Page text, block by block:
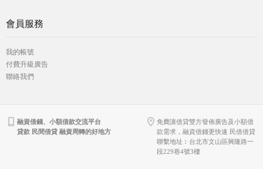
會員服務
我的帳號
付費升級廣告
聯絡我們
融資借錢、小額借款交流平台
貸款 民間借貸 融資周轉的好地方
免費讓借貸雙方發佈廣告及小額借
款需求，融資借錢更快速 民借借貸
聯繫地址︰台北市文山區興隆路一
段229巷4號3樓